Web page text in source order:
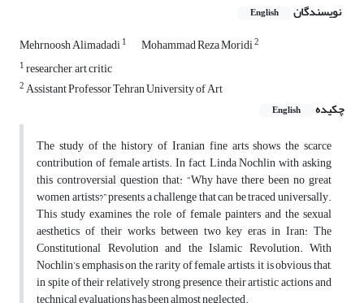
نویسندگان English
Mehrnoosh Alimadadi1 Mohammad Reza Moridi2
1researcher, art critic
2Assistant Professor Tehran University of Art
چکیده
English
The study of the history of Iranian fine arts shows the scarce
contribution of female artists. In fact, Linda Nochlin with asking
this controversial question that: “Why have there been no great
women artists?” presents a challenge that can be traced universally.
This study examines the role of female painters and the sexual
aesthetics of their works between two key eras in Iran: The
Constitutional Revolution and the Islamic Revolution. With
Nochlin’s emphasis on the rarity of female artists, it is obvious that,
in spite of their relatively strong presence, their artistic actions and